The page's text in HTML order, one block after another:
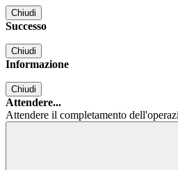
Chiudi
Successo
Chiudi
Informazione
Chiudi
Attendere...
Attendere il completamento